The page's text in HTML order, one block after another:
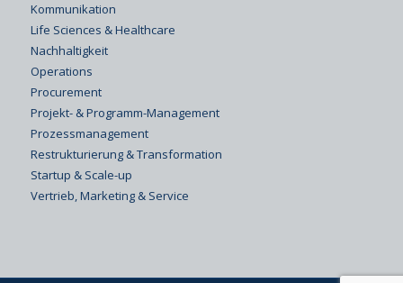
Kommunikation
Life Sciences & Healthcare
Nachhaltigkeit
Operations
Procurement
Projekt- & Programm-Management
Prozessmanagement
Restrukturierung & Transformation
Startup & Scale-up
Vertrieb, Marketing & Service